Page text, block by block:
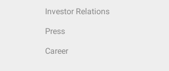
Investor Relations
Press
Career